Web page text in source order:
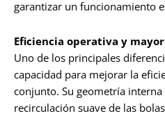
garantizar un funcionamiento
Eficiencia operativa y
Uno de los principales
capacidad para mejorar la
conjunto. Su geometría
recirculación suave de las